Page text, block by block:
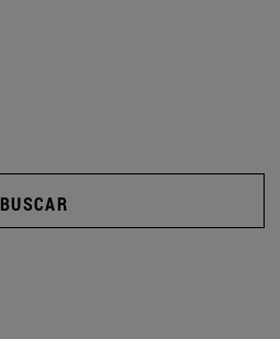
BUSCAR